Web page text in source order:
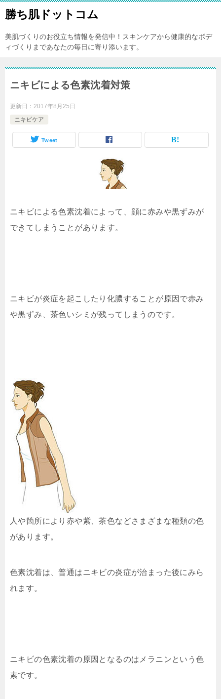
勝ち肌ドットコム
美肌づくりのお役立ち情報を発信中！スキンケアから健康的なボデ
ィづくりまであなたの毎日に寄り添います。
ニキビによる色素沈着対策
更新日： 2017年8月25日
ニキビケア
Tweet
ニキビによる色素沈着によって、顔に赤みや黒ずみが
できてしまうことがあります。
ニキビが炎症を起こしたり化膿することが原因で赤み
や黒ずみ、茶色いシミが残ってしまうのです。
人や箇所により赤や紫、茶色などさまざまな種類の色
があります。
色素沈着は、普通はニキビの炎症が治まった後にみら
れます。
ニキビの色素沈着の原因となるのはメラニンという色
素です。